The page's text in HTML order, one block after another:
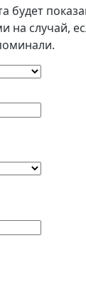
на случай,